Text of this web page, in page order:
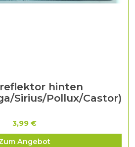
hinten
Sirius/Pollux/Castor)
3,99 €
Angebot